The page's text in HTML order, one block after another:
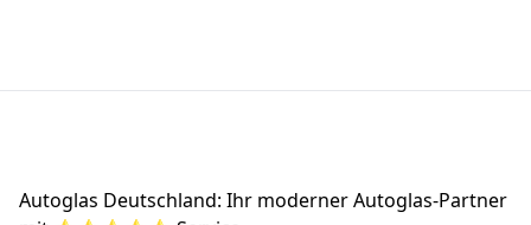
Autoglas Deutschland: Ihr moderner Autoglas-Partner